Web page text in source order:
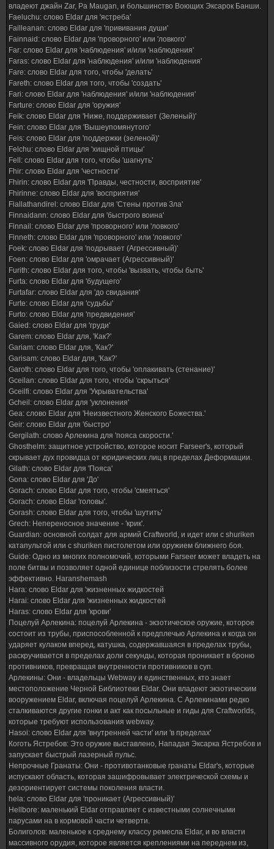
владеют джайн Zar, Ра Maugan, и большинство Воющих Эксарок Банши.
Faeluchu: слово Eldar для 'ястреба'
Failleanan: слово Eldar для 'прививания души'
Fainnaid: слово Eldar для 'проворного' или 'ловкого'
Far: слово Eldar для 'наблюдения' и/или 'наблюдения'
Faras: слово Eldar для 'наблюдения' и/или 'наблюдения'
Fare: слово Eldar для того, чтобы 'делать'
Fareth: слово Eldar для того, чтобы 'создать'
Fari: слово Eldar для 'наблюдения' и/или 'наблюдения'
Farture: слово Eldar для 'оружия'
Feik: слово Eldar для 'Ниже, поддерживает (Зеленый)'
Fein: слово Eldar для 'Вышеупомянутого'
Feis: слово Eldar для 'поддержки (зеленой)'
Felchu: слово Eldar для 'хищной птицы'
Fell: слово Eldar для того, чтобы 'шагнуть'
Fhir: слово Eldar для 'честности'
Fhirin: слово Eldar для 'Правды, честности, восприятие'
Fhirinne: слово Eldar для 'восприятия'
Fiallathandirel: слово Eldar для 'Стены против Зла'
Finnaidann: слово Eldar для 'быстрого воина'
Finnail: слово Eldar для 'проворного' или 'ловкого'
Finneth: слово Eldar для 'проворного' или 'ловкого'
Foek: слово Eldar для 'подрывает (Агрессивный)'
Foen: слово Eldar для 'омрачает (Агрессивный)'
Furith: слово Eldar для того, чтобы 'вызвать, чтобы быть'
Furta: слово Eldar для 'будущего'
Furtafar: слово Eldar для 'до свидания'
Furte: слово Eldar для 'судьбы'
Furto: слово Eldar для 'предвидения'
Gaied: слово Eldar для 'груди'
Garem: слово Eldar для, 'Как?'
Gariam: слово Eldar для, 'Как?'
Garisam: слово Eldar для, 'Как?'
Garoth: слово Eldar для того, чтобы 'оплакивать (стенание)'
Gceilan: слово Eldar для того, чтобы 'скрыться'
Gceilfi: слово Eldar для 'Укрывательства'
Gcheil: слово Eldar для 'уклонения'
Gea: слово Eldar для 'Неизвестного Женского Божества.'
Geir: слово Eldar для 'быстро'
Gergilath: слово Арлекина для 'пояса скорости.'
Ghosthelm: защитное устройство, которое носит Farseer's, который
скрывает дух провидца от юридических лиц в пределах Деформации.
Gilath: слово Eldar для 'Пояса'
Gona: слово Eldar для 'До'
Gorach: слово Eldar для того, чтобы 'смеяться'
Gorach: слово Eldar 'головы'.
Gorash: слово Eldar для того, чтобы 'шутить'
Grech: Непереносное значение - 'крик'.
Guardian: основной солдат для армий Craftworld, и идет или с shuriken
катапультой или с shuriken пистолетом или оружием ближнего боя.
Guide: Одно из многих полномочий, которыми Farseer может владеть на
поле битвы и позволяет одной единице поблизости стрелять более
эффективно. Haranshemash
Hara: слово Eldar для 'жизненных жидкостей
Harai: слово Eldar для 'жизненных жидкостей
Haras: слово Eldar для 'крови'
Поцелуй Арлекина: поцелуй Арлекина - экзотическое оружие, которое
состоит из трубы, приспособленной к предплечью Арлекина и когда он
ударяет кулаком вперед, катушка, содержавшаяся в пределах трубы,
раскручивается в пределах доли секунды, которая проникает в броню
противников, превращая внутренности противников в суп.
Арлекины: Они - владельцы Webway и единственных, кто знает
местоположение Черной Библиотеки Eldar. Они владеют экзотическим
вооружением Eldar, включая поцелуй Арлекина. С Арлекинами редко
сталкиваются другие гонки и акт как посыльные и гиды для Craftworlds,
которые требуют использования webway.
Hasoi: слово Eldar для 'внутренней части' или 'в пределах'
Коготь Ястребов: Это оружие выставлено, Нападая Эксарка Ястребов и
запускает быстрый лазерный пульс.
Непрочные Гранаты: Они - противотанковые гранаты Eldar's, которые
испускают область, которая зашифровывает электрической схемы и
дезориентирует системы поколения власти.
hela: слово Eldar для 'проникает (Агрессивный)'
Hellbore: маленький Eldar отправляет с известными солнечными
парусами на в кормовой части четверти.
Болиголов: маленькое к среднему классу ремесла Eldar, и во власти
массивного орудия, которое является креплениями на переднем из,